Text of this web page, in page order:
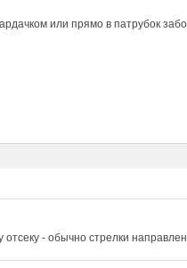
или прямо в патрубок
- обычно стрелки